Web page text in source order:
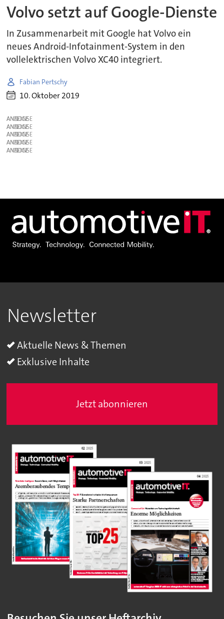
Volvo setzt auf Google-Dienste
In Zusammenarbeit mit Google hat Volvo ein
neues Android-Infotainment-System in den
vollelektrischen Volvo XC40 integriert.
Fabian Pertschy
10. Oktober 2019
ANZEIGE
ANZEIGE
ANZEIGE
ANZEIGE
ANZEIGE
Newsletter
Aktuelle News & Themen
Exklusive Inhalte
Jetzt abonnieren